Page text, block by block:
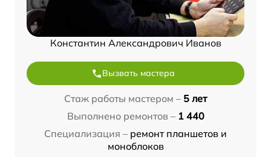
Константин Александрович Иванов
Вызвать мастера
Стаж работы мастером – 5 лет
Выполнено ремонтов – 1 440
Специализация – ремонт планшетов и
моноблоков